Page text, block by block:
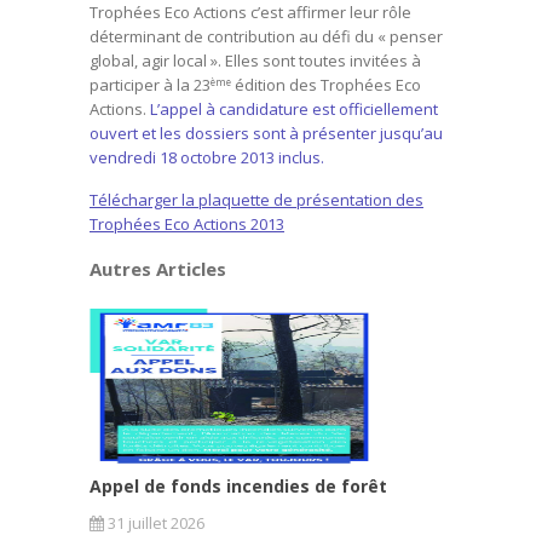
Trophées Eco Actions c’est affirmer leur rôle
déterminant de contribution au défi du « penser
global, agir local ». Elles sont toutes invitées à
participer à la 23ème édition des Trophées Eco
Actions. L’appel à candidature est officiellement
ouvert et les dossiers sont à présenter jusqu’au
vendredi 18 octobre 2013 inclus.
Télécharger la plaquette de présentation des
Trophées Eco Actions 2013
Autres Articles
Appel de fonds incendies de forêt
31 juillet 2026